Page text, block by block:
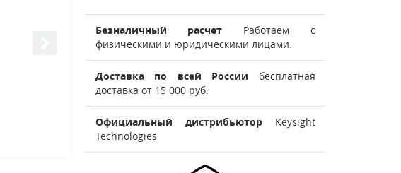
Безналичный расчет Работаем с
физическими и юридическими лицами.
Доставка по всей России бесплатная
доставка от 15 000 руб.
Официальный дистрибьюторKeysight
Technologies